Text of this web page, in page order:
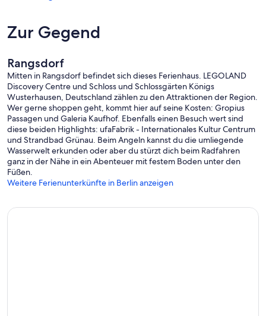
- Art d. Gebäudes: Bungalow
- Grundstücksfläche: 700 m²
- letzte umfassende Renovierung: 2019
- freistehend
- Schlafzimmeranzahl: 2
- Badezimmeranzahl: 1
Top Merkmale
- WLAN
- Heizung: überall
- Terrasse
- Garten: zur alleinigen Nutzung
- komplett eingefriedet (mit Mauer, Zaun oder Hecke)
- Private PKW-Stellplätze insgesamt für diese Unterkunft: 2
- ㄴ davon Carport-Stellplätze: keinen
- ㄴ davon private Außen­stellplätze: 2
Zur Gegend
Rangsdorf
Mitten in Rangsdorf befindet sich dieses Ferienhaus. LEGOLAND
Discovery Centre und Schloss und Schlossgärten Königs
Wusterhausen, Deutschland zählen zu den Attraktionen der Region.
Wer gerne shoppen geht, kommt hier auf seine Kosten: Gropius
Passagen und Galeria Kaufhof. Ebenfalls einen Besuch wert sind
diese beiden Highlights: ufaFabrik - Internationales Kultur Centrum
und Strandbad Grünau. Beim Angeln kannst du die umliegende
Wasserwelt erkunden oder aber du stürzt dich beim Radfahren
ganz in der Nähe in ein Abenteuer mit festem Boden unter den
Füßen.
Weitere Ferienunterkünfte in Berlin anzeigen